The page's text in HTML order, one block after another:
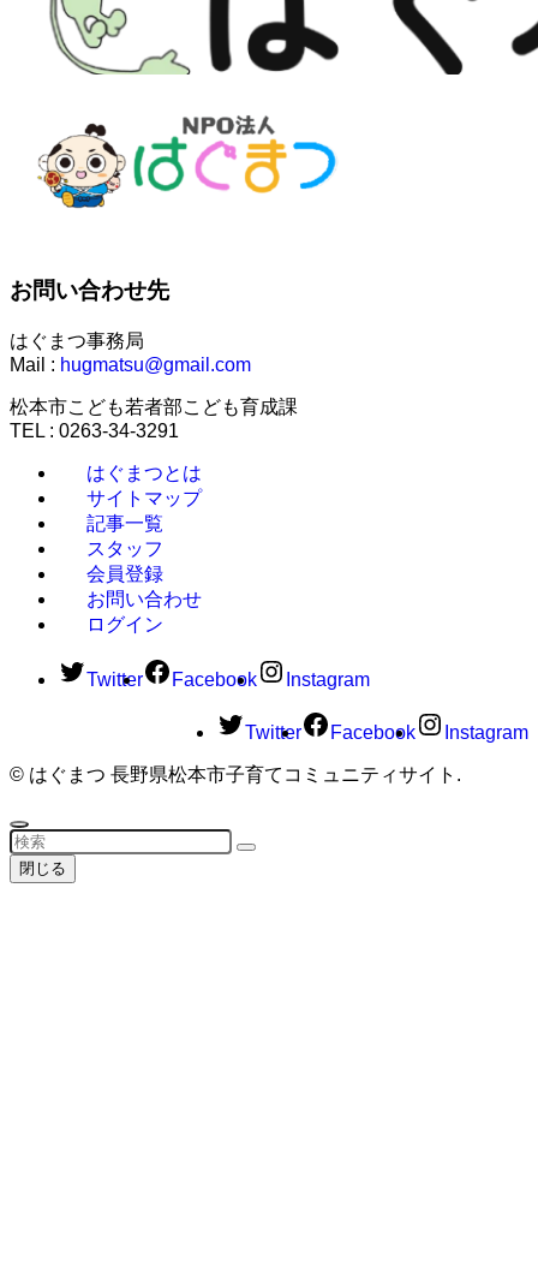
お問い合わせ先
はぐまつ事務局
Mail : hugmatsu@gmail.com
松本市こども若者部こども育成課
TEL : 0263-34-3291
はぐまつとは
サイトマップ
記事一覧
スタッフ
会員登録
お問い合わせ
ログイン
Twitter Facebook Instagram
Twitter Facebook Instagram
© はぐまつ 長野県松本市子育てコミュニティサイト.
閉じる